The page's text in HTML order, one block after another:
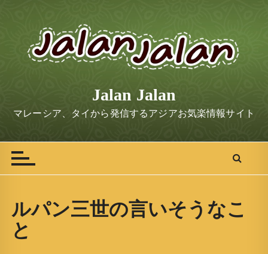
t
Jalan Jalan
マレーシア、タイから発信するアジアお気楽情報サイト
ルパン三世の言いそうなこ
と